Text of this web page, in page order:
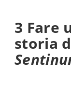
3 Fare
storia